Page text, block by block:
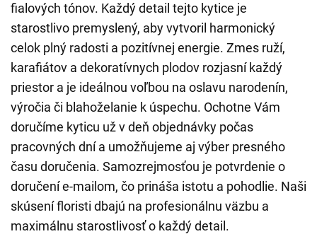
fialových tónov. Každý detail tejto kytice je
starostlivo premyslený, aby vytvoril harmonický
celok plný radosti a pozitívnej energie. Zmes ruží,
karafiátov a dekoratívnych plodov rozjasní každý
priestor a je ideálnou voľbou na oslavu narodenín,
výročia či blahoželanie k úspechu. Ochotne Vám
doručíme kyticu už v deň objednávky počas
pracovných dní a umožňujeme aj výber presného
času doručenia. Samozrejmosťou je potvrdenie o
doručení e-mailom, čo prináša istotu a pohodlie. Naši
skúsení floristi dbajú na profesionálnu väzbu a
maximálnu starostlivosť o každý detail.